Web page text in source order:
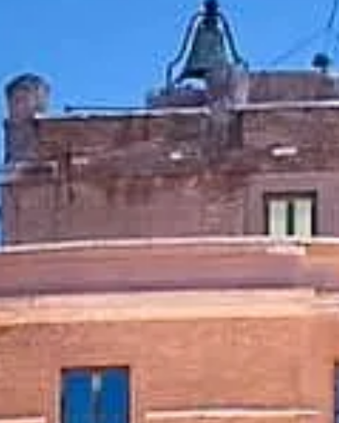
Години відвідуванняЩо подивитисяІсторіяКорисна
Українська UK
Квитки
Castel Sant'Angelo: поширені запитання
Квитки, доступ, фотографування та поради для